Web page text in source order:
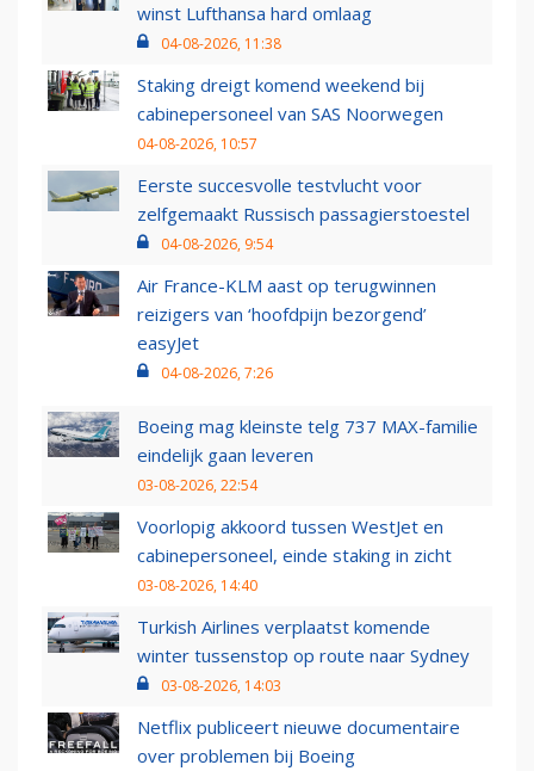
winst Lufthansa hard omlaag
04-08-2026, 11:38
Staking dreigt komend weekend bij
cabinepersoneel van SAS Noorwegen
04-08-2026, 10:57
Eerste succesvolle testvlucht voor
zelfgemaakt Russisch passagierstoestel
04-08-2026, 9:54
Air France-KLM aast op terugwinnen
reizigers van ‘hoofdpijn bezorgend’
easyJet
04-08-2026, 7:26
Boeing mag kleinste telg 737 MAX-familie
eindelijk gaan leveren
03-08-2026, 22:54
Voorlopig akkoord tussen WestJet en
cabinepersoneel, einde staking in zicht
03-08-2026, 14:40
Turkish Airlines verplaatst komende
winter tussenstop op route naar Sydney
03-08-2026, 14:03
Netflix publiceert nieuwe documentaire
over problemen bij Boeing